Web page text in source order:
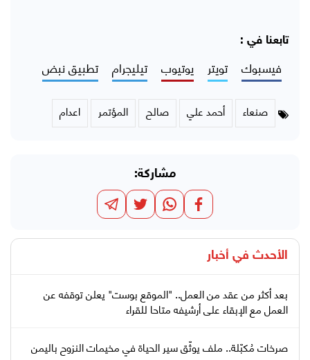
تابعنا في :
فيسبوك تويتر يوتيوب تيليجرام تطبيق نبض
صنعاء أحمد علي صالح المؤتمر اعدام
مشاركة:
الأحدث في أخبار
بعد أكثر من عقد من العمل.. "الموقع بوست" يعلن توقفه عن
العمل مع الإبقاء على أرشيفه متاحا للقراء
صرخات مُكبّلة.. ملف يوثّق سير الحياة في مخيمات النزوح باليمن